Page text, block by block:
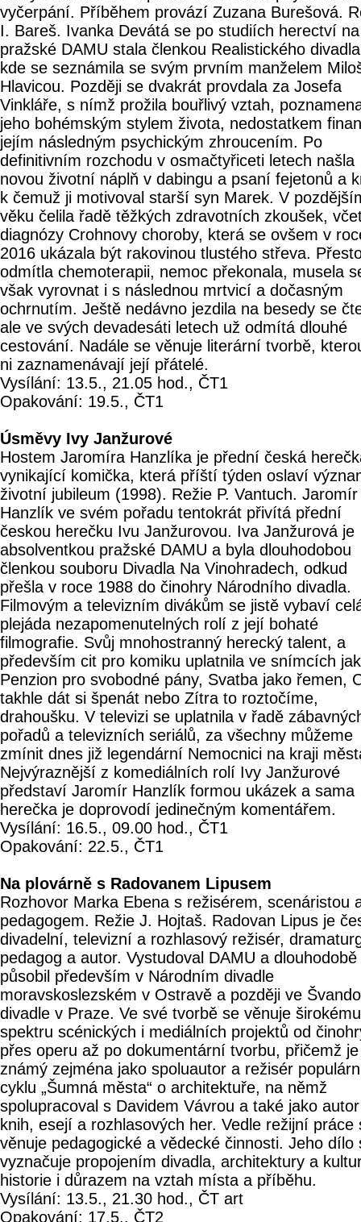
vyčerpání. Příběhem provází Zuzana Burešová.
I. Bareš. Ivanka Devátá se po studiích herectví na
pražské DAMU stala členkou Realistického
kde se seznámila se svým prvním manželem
Hlavicou. Později se dvakrát provdala za Josefa
Vinkláře, s nímž prožila bouřlivý vztah,
jeho bohémským stylem života, nedostatkem
jejím následným psychickým zhroucením. Po
definitivním rozchodu v osmačtyřiceti letech našla
novou životní náplň v dabingu a psaní fejetonů a
k čemuž ji motivoval starší syn Marek. V
věku čelila řadě těžkých zdravotních zkoušek,
diagnózy Crohnovy choroby, která se ovšem v
2016 ukázala být rakovinou tlustého střeva.
odmítla chemoterapii, nemoc překonala, musela
však vyrovnat i s následnou mrtvicí a dočasným
ochrnutím. Ještě nedávno jezdila na besedy se
ale ve svých devadesáti letech už odmítá dlouhé
cestování. Nadále se věnuje literární tvorbě,
ni zaznamenávají její přátelé.
Vysílání: 13.5., 21.05 hod., ČT1
Opakování: 19.5., ČT1
Úsměvy Ivy Janžurové
Hostem Jaromíra Hanzlíka je přední česká
vynikající komička, která příští týden oslaví
životní jubileum (1998). Režie P. Vantuch. Jaromír
Hanzlík ve svém pořadu tentokrát přivítá přední
českou herečku Ivu Janžurovou. Iva Janžurová je
absolventkou pražské DAMU a byla dlouhodobou
členkou souboru Divadla Na Vinohradech, odkud
přešla v roce 1988 do činohry Národního divadla.
Filmovým a televizním divákům se jistě vybaví
plejáda nezapomenutelných rolí z její bohaté
filmografie. Svůj mnohostranný herecký talent, a
především cit pro komiku uplatnila ve snímcích
Penzion pro svobodné pány, Svatba jako řemen,
takhle dát si špenát nebo Zítra to roztočíme,
drahoušku. V televizi se uplatnila v řadě
pořadů a televizních seriálů, za všechny můžeme
zmínit dnes již legendární Nemocnici na kraji
Nejvýraznější z komediálních rolí Ivy Janžurové
představí Jaromír Hanzlík formou ukázek a sama
herečka je doprovodí jedinečným komentářem.
Vysílání: 16.5., 09.00 hod., ČT1
Opakování: 22.5., ČT1
Na plovárně s Radovanem Lipusem
Rozhovor Marka Ebena s režisérem, scenáristou
pedagogem. Režie J. Hojtaš. Radovan Lipus je
divadelní, televizní a rozhlasový režisér,
pedagog a autor. Vystudoval DAMU a dlouhodobě
působil především v Národním divadle
moravskoslezském v Ostravě a později ve
divadle v Praze. Ve své tvorbě se věnuje širokému
spektru scénických i mediálních projektů od
přes operu až po dokumentární tvorbu, přičemž je
známý zejména jako spoluautor a režisér
cyklu „Šumná města“ o architektuře, na němž
spolupracoval s Davidem Vávrou a také jako autor
knih, esejí a rozhlasových her. Vedle režijní práce
věnuje pedagogické a vědecké činnosti. Jeho dílo
vyznačuje propojením divadla, architektury a
historie i důrazem na vztah místa a příběhu.
Vysílání: 13.5., 21.30 hod., ČT art
Opakování: 17.5., ČT2